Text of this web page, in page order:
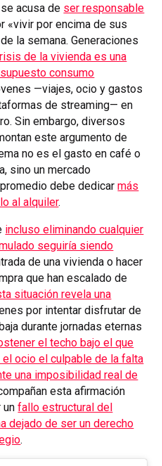
acusa de ser responsable
«vivir por encima de sus
la semana. Generaciones
de la vivienda es una
consumo
—viajes, ocio y gastos
de streaming— en
Sin embargo, diversos
este argumento de
no es el gasto en café o
sino un mercado
debe dedicarmás
al alquiler.
incluso eliminando cualquier
seguiría siendo
de una vivienda o hacer
que han escalado de
situación revela una
por intentar disfrutar de
durante jornadas eternas
el techo bajo el que
el ocio el culpable de la falta
una imposibilidad real de
esta afirmación
unfallo estructural del
dejado de ser un derecho
.